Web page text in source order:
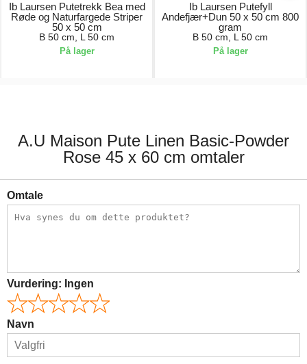
Ib Laursen Putetrekk Bea med
Røde og Naturfargede Striper
50 x 50 cm
B 50 cm, L 50 cm
På lager
Ib Laursen Putefyll
Andefjær+Dun 50 x 50 cm 800
gram
B 50 cm, L 50 cm
På lager
A.U Maison Pute Linen Basic-Powder
Rose 45 x 60 cm omtaler
Omtale
Vurdering: Ingen
Navn